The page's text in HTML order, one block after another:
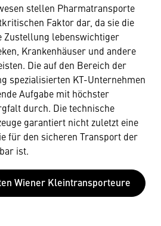
stellen Pharmatransporte
Faktor dar, da sie die
Zustellung lebenswichtiger
Krankenhäuser und andere
Die auf den Bereich der
spezialisierten KT-Unternehmen
Aufgabe mit höchster
durch. Die technische
garantiert nicht zuletzt eine
für den sicheren Transport der
ist.
Wiener Kleintransporteure